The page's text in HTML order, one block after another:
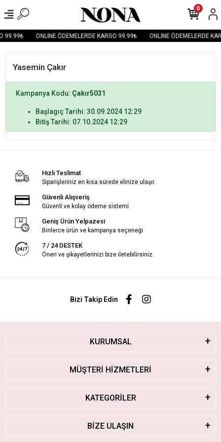
99.99₺ ONLİNE ÖDEMELERDE KARGO 99.99₺ ONLİNE ÖDEMELERDE
0
Yasemin Çakır
Kampanya Kodu: Çakır5031
Başlagıç Tarihi: 30.09.2024 12:29
Bitiş Tarihi: 07.10.2024 12:29
Hızlı Teslimat
Siparişleriniz en kısa sürede elinize ulaşır.
Güvenli Alışveriş
Güvenli ve kolay ödeme sistemi
Geniş Ürün Yelpazesi
Binlerce ürün ve kampanya seçeneği
7 / 24 DESTEK
Öneri ve şikayetlerinizi bize iletebilirsiniz.
Bizi Takip Edin
KURUMSAL
MÜŞTERİ HİZMETLERİ
KATEGORİLER
BİZE ULAŞIN